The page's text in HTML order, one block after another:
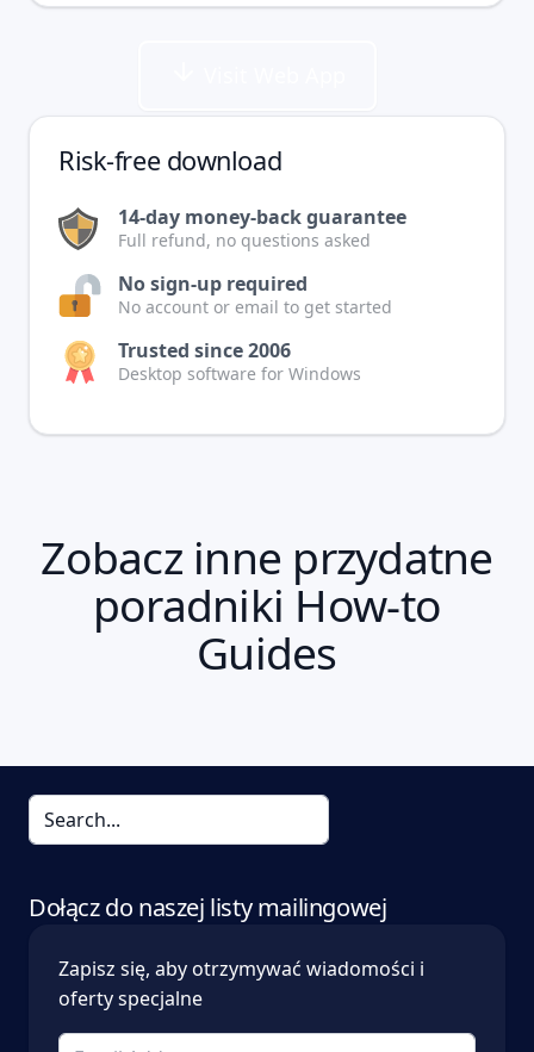
Risk-free download
14-day money-back guarantee
Full refund, no questions asked
No sign-up required
No account or email to get started
Trusted since 2006
Desktop software for Windows
Zobacz inne przydatne
poradniki How-to
Guides
Dołącz do naszej listy mailingowej
Zapisz się, aby otrzymywać wiadomości i
oferty specjalne